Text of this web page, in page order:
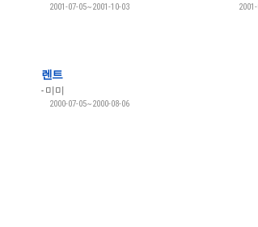
2001-07-05~2001-10-03
렌트
미미
2000-07-05~2000-08-06